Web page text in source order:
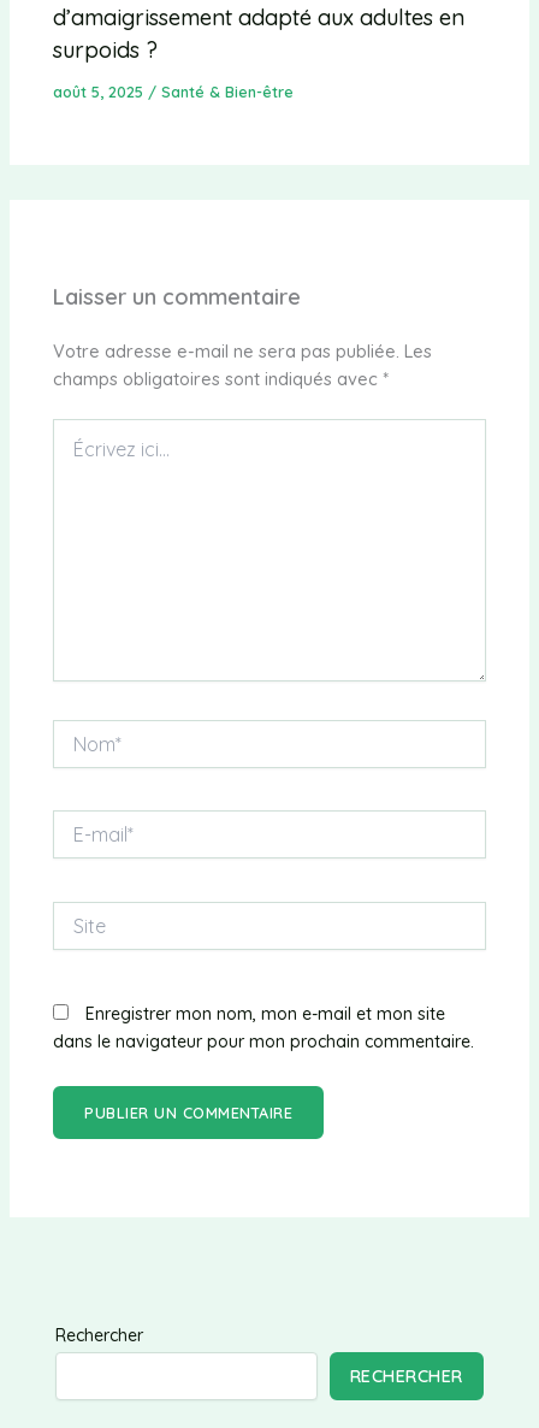
d’amaigrissement adapté aux adultes en
surpoids ?
août 5, 2025 /Santé & Bien-être
Laisser un commentaire
Votre adresse e-mail ne sera pas publiée. Les
champs obligatoires sont indiqués avec *
ici…
mail*
Enregistrer mon nom, mon e-mail et mon site
dans le navigateur pour mon prochain commentaire.
Rechercher
RECHERCHER